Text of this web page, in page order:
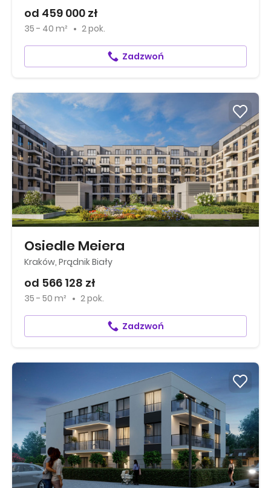
od 459 000 zł
35 - 40 m² 2 pok.
Zadzwoń
Osiedle Meiera
Kraków, Prądnik Biały
od 566 128 zł
35 - 50 m² 2 pok.
Zadzwoń